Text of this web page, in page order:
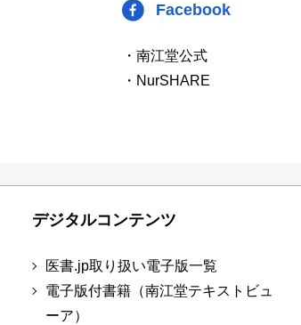
Facebook
・南江堂公式
・NurSHARE
デジタルコンテンツ
医書.jp取り扱い電子版一覧
電子版付書籍（南江堂テキストビュ
ーア）